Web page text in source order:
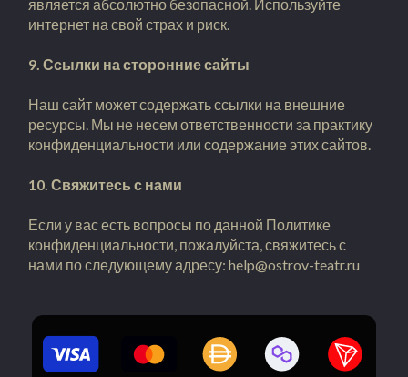
является абсолютно безопасной. Используйте
интернет на свой страх и риск.
9. Ссылки на сторонние сайты
Наш сайт может содержать ссылки на внешние
ресурсы. Мы не несем ответственности за практику
конфиденциальности или содержание этих сайтов.
10. Свяжитесь с нами
Если у вас есть вопросы по данной Политике
конфиденциальности, пожалуйста, свяжитесь с
нами по следующему адресу: help@ostrov-teatr.ru